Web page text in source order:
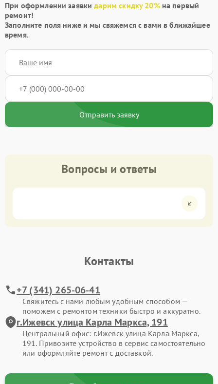
При оформлении заявкидарим скидку 20%на первый
ремонт!
Заполните поля ниже и мы свяжемся с вами в ближайшее
время.
Отправить заявку
Вопросы и ответы
Контакты
+7 (341) 265-06-41
Свяжитесь с нами любым удобным способом —
поможем с ремонтом техники быстро и аккуратно.
г.Ижевск улица Карла Маркса, 191
Центральный офис: г.Ижевск улица Карла Маркса,
191. Привозите устройство в сервис самостоятельно
или оформляйте ремонт с доставкой.